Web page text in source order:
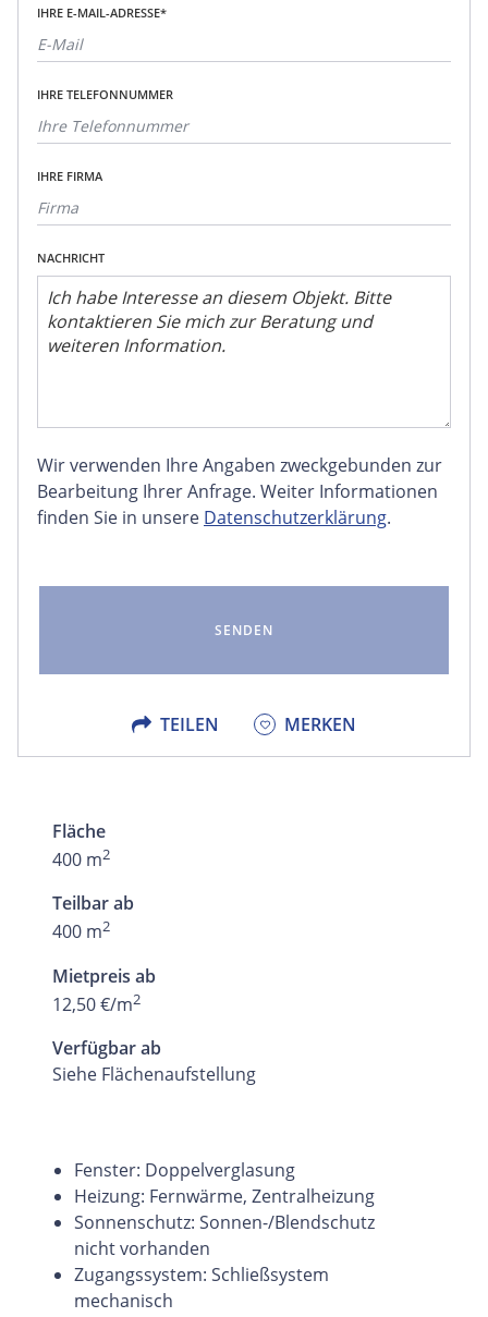
IHRE E-MAIL-ADRESSE*
IHRE TELEFONNUMMER
IHRE FIRMA
NACHRICHT
Wir verwenden Ihre Angaben zweckgebunden zur
Bearbeitung Ihrer Anfrage. Weiter Informationen
finden Sie in unsere Datenschutzerklärung.
TEILEN
FACEBOOK
X
MERKEN
Fläche
400 m2
Teilbar ab
400 m2
Mietpreis ab
12,50 €/m2
Verfügbar ab
Siehe Flächenaufstellung
Fenster: Doppelverglasung
Heizung: Fernwärme, Zentralheizung
Sonnenschutz: Sonnen-/Blendschutz
nicht vorhanden
Zugangssystem: Schließsystem
mechanisch